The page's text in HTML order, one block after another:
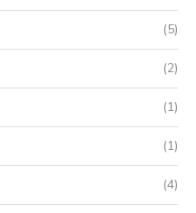
(5)
(2)
(1)
(1)
(4)